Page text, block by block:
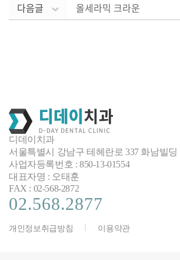
다음글
올세라믹 크라운
디데이치과
서울특별시 강남구 테헤란로 337 화남빌딩
사업자등록번호 : 850-13-01554
대표자명 : 오태훈
FAX : 02-568-2872
02.568.2877
개인정보취급방침 이용약관